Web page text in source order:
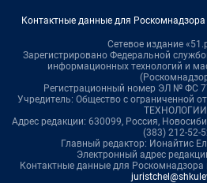
Контактные данные для Роскомнадзора
Сетевое издание
Зарегистрировано Федеральной
информационных технологий и
Регистрационный номер ЭЛ № ФС
Учредитель: Общество с ограниченной
Адрес редакции: 630099, Россия,
(383) 212-52-
Главный редактор: Ионайтис
Электронный адрес
Контактные данные для Роскомнадзора